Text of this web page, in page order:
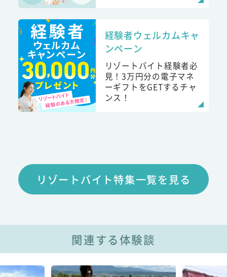
経験者ウェルカムキャ
ンペーン
リゾートバイト経験者必
見！3万円分の電子マネ
ーギフトをGETするチャ
ンス！
リゾートバイト特集一覧を見る
関連する体験談